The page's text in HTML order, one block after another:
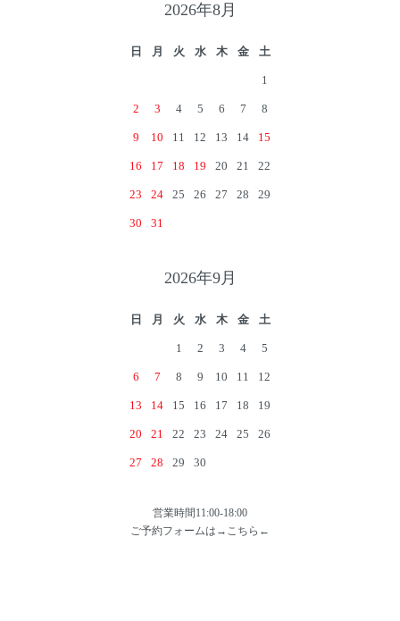
2026年8月
日 月 火 水 木 金 土
1
2 3 4 5 6 7 8
9 10 11 12 13 14 15
16 17 18 19 20 21 22
23 24 25 26 27 28 29
30 31
2026年9月
日 月 火 水 木 金 土
1 2 3 4 5
6 7 8 9 10 11 12
13 14 15 16 17 18 19
20 21 22 23 24 25 26
27 28 29 30
営業時間11:00-18:00
ご予約フォームは→ こちら ←